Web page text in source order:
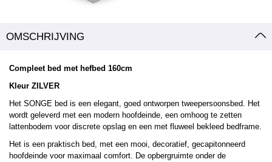
OMSCHRIJVING
Compleet bed met hefbed 160cm
Kleur ZILVER
Het SONGE bed is een elegant, goed ontworpen tweepersoonsbed. Het
wordt geleverd met een modern hoofdeinde, een omhoog te zetten
lattenbodem voor discrete opslag en een met fluweel bekleed bedframe.
Het is een praktisch bed, met een mooi, decoratief, gecapitonneerd
hoofdeinde voor maximaal comfort. De opbergruimte onder de